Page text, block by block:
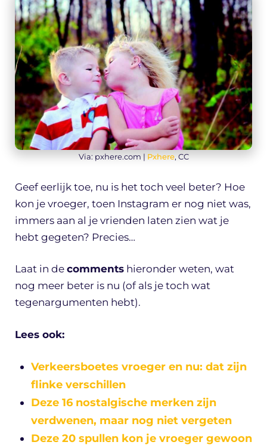
Via: pxhere.com | Pxhere, CC
Geef eerlijk toe, nu is het toch veel beter? Hoe
kon je vroeger, toen Instagram er nog niet was,
immers aan al je vrienden laten zien wat je
hebt gegeten? Precies…
Laat in de comments hieronder weten, wat
nog meer beter is nu (of als je toch wat
tegenargumenten hebt).
Lees ook:
Verkeersboetes vroeger en nu: dat zijn
flinke verschillen
Deze 16 nostalgische merken zijn
verdwenen, maar nog niet vergeten
Deze 20 spullen kon je vroeger gewoon